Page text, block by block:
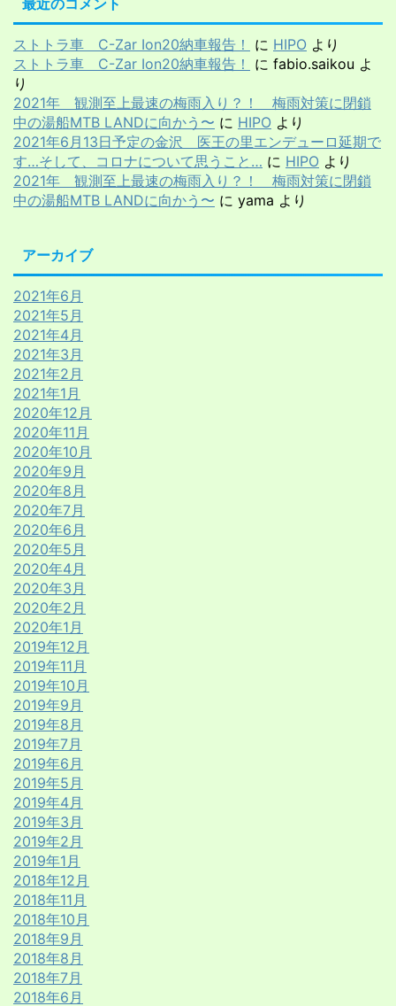
最近のコメント
ストトラ車 C-Zar Ion20納車報告！ に HIPO より
ストトラ車 C-Zar Ion20納車報告！
に fabio.saikou よ
り
2021年 観測至上最速の梅雨入り？！ 梅雨対策に閉鎖
中の湯船MTB LANDに向かう〜 に HIPO より
2021年6月13日予定の金沢 医王の里エンデューロ延期で
す…そして、コロナについて思うこと… に HIPO より
2021年 観測至上最速の梅雨入り？！ 梅雨対策に閉鎖
中の湯船MTB LANDに向かう〜 に yama より
アーカイブ
2021年6月
2021年5月
2021年4月
2021年3月
2021年2月
2021年1月
2020年12月
2020年11月
2020年10月
2020年9月
2020年8月
2020年7月
2020年6月
2020年5月
2020年4月
2020年3月
2020年2月
2020年1月
2019年12月
2019年11月
2019年10月
2019年9月
2019年8月
2019年7月
2019年6月
2019年5月
2019年4月
2019年3月
2019年2月
2019年1月
2018年12月
2018年11月
2018年10月
2018年9月
2018年8月
2018年7月
2018年6月